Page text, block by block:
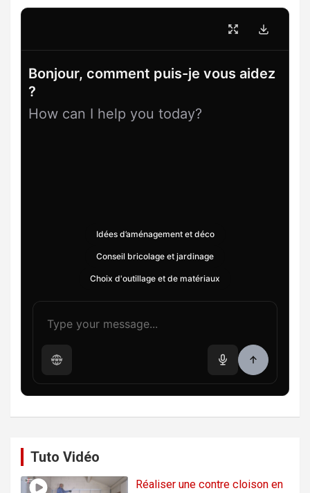
Bonjour, comment puis-je vous aidez
?
How can I help you today?
Idées d’aménagement et déco
Conseil bricolage et jardinage
Choix d'outillage et de matériaux
Tuto Vidéo
Réaliser une contre cloison en